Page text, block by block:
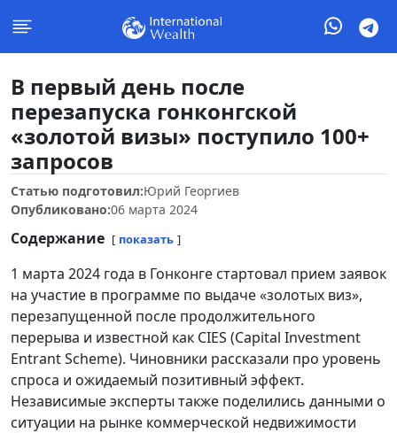
В первый день после
перезапуска гонконгской
«золотой визы» поступило 100+
запросов
Статью подготовил:Юрий Георгиев
Опубликовано:06 марта 2024
Содержание показать
1 марта 2024 года в Гонконге стартовал прием заявок
на участие в программе по выдаче «золотых виз»,
перезапущенной после продолжительного
перерыва и известной как CIES (Capital Investment
Entrant Scheme). Чиновники рассказали про уровень
спроса и ожидаемый позитивный эффект.
Независимые эксперты также поделились данными о
ситуации на рынке коммерческой недвижимости